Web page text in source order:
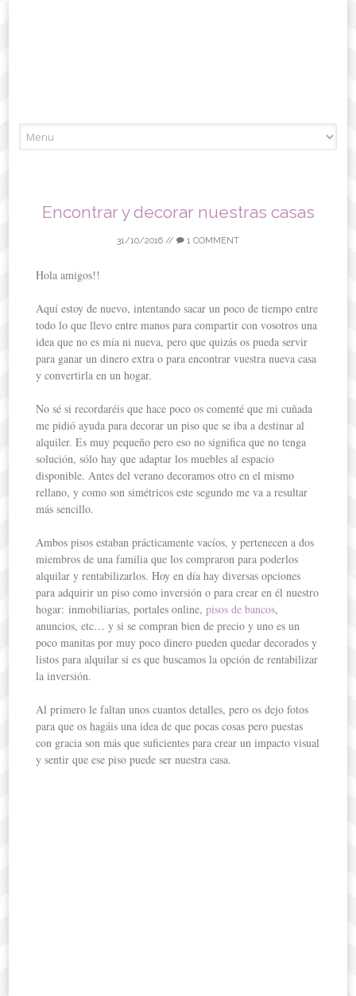
to
Encontrar y decorar nuestras casas
31/10/2016 // 1 COMMENT
Hola amigos!!
Aquí estoy de nuevo, intentando sacar un poco de tiempo entre
todo lo que llevo entre manos para compartir con vosotros una
idea que no es mía ni nueva, pero que quizás os pueda servir
para ganar un dinero extra o para encontrar vuestra nueva casa
y convertirla en un hogar.
No sé si recordaréis que hace poco os comenté que mi cuñada
me pidió ayuda para decorar un piso que se iba a destinar al
alquiler. Es muy pequeño pero eso no significa que no tenga
solución, sólo hay que adaptar los muebles al espacio
disponible. Antes del verano decoramos otro en el mismo
rellano, y como son simétricos este segundo me va a resultar
más sencillo.
Ambos pisos estaban prácticamente vacíos, y pertenecen a dos
miembros de una familia que los compraron para poderlos
alquilar y rentabilizarlos. Hoy en día hay diversas opciones
para adquirir un piso como inversión o para crear en él nuestro
hogar: inmobiliarias, portales online,pisos de bancos,
anuncios, etc… y si se compran bien de precio y uno es un
poco manitas por muy poco dinero pueden quedar decorados y
listos para alquilar si es que buscamos la opción de rentabilizar
la inversión.
Al primero le faltan unos cuantos detalles, pero os dejo fotos
para que os hagáis una idea de que pocas cosas pero puestas
con gracia son más que suficientes para crear un impacto visual
y sentir que ese piso puede ser nuestra casa.